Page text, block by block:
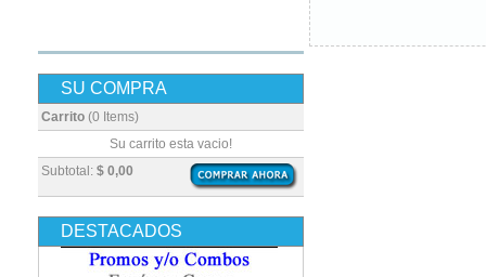
SU COMPRA
Carrito (0 Items)
Subtotal: $ 0,00
Su carrito esta vacio!
DESTACADOS